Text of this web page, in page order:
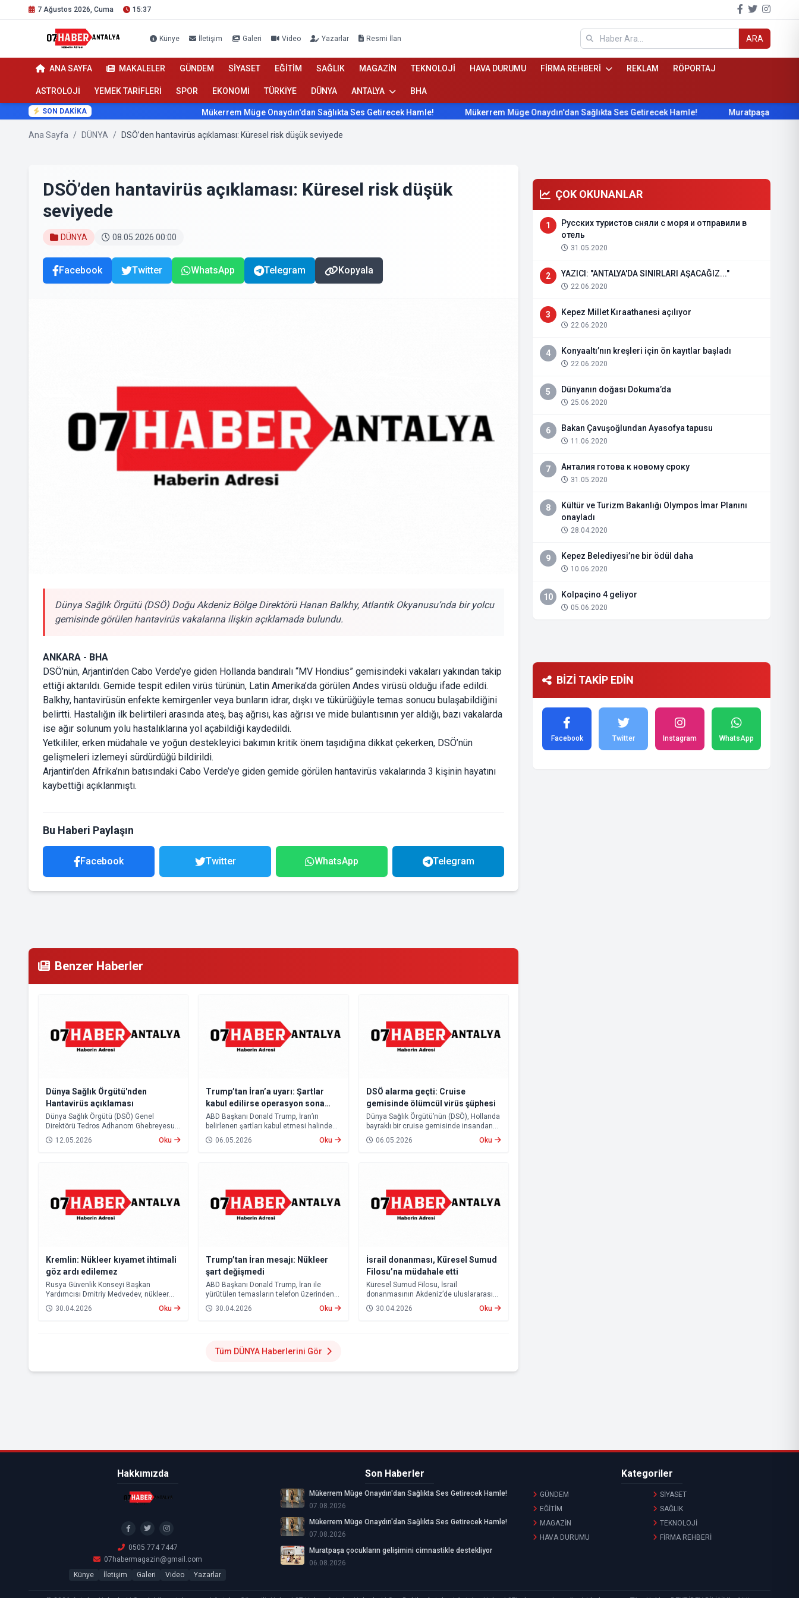
7 Ağustos 2026, Cuma 15:37
Künye İletişim Galeri Video Yazarlar Resmi İlan ARA
ANA SAYFA MAKALELER GÜNDEM SİYASET EĞİTİM SAĞLIK MAGAZİN TEKNOLOJİ HAVA DURUMU FİRMA REHBERİ REKLAM RÖPORTAJ
ASTROLOJİ YEMEK TARİFLERİ SPOR EKONOMİ TÜRKİYE DÜNYA ANTALYA BHA
SON DAKİKA Mükerrem Müge Onaydın'dan Sağlıkta Ses Getirecek Hamle! Mükerrem Müge Onaydın'dan Sağlıkta Ses Getirecek Hamle! Muratpaşa çocukların
Ana Sayfa / DÜNYA / DSÖ’den hantavirüs açıklaması: Küresel risk düşük seviyede
DSÖ’den hantavirüs açıklaması: Küresel risk düşük
seviyede
DÜNYA 08.05.2026 00:00
Facebook Twitter WhatsApp Telegram Kopyala
Dünya Sağlık Örgütü (DSÖ) Doğu Akdeniz Bölge Direktörü Hanan Balkhy, Atlantik Okyanusu’nda bir yolcu
gemisinde görülen hantavirüs vakalarına ilişkin açıklamada bulundu.
ANKARA - BHA
DSÖ’nün, Arjantin’den Cabo Verde’ye giden Hollanda bandıralı “MV Hondius” gemisindeki vakaları yakından takip
ettiği aktarıldı. Gemide tespit edilen virüs türünün, Latin Amerika’da görülen Andes virüsü olduğu ifade edildi.
Balkhy, hantavirüsün enfekte kemirgenler veya bunların idrar, dışkı ve tükürüğüyle temas sonucu bulaşabildiğini
belirtti. Hastalığın ilk belirtileri arasında ateş, baş ağrısı, kas ağrısı ve mide bulantısının yer aldığı, bazı vakalarda
ise ağır solunum yolu hastalıklarına yol açabildiği kaydedildi.
Yetkililer, erken müdahale ve yoğun destekleyici bakımın kritik önem taşıdığına dikkat çekerken, DSÖ’nün
gelişmeleri izlemeyi sürdürdüğü bildirildi.
Arjantin’den Afrika’nın batısındaki Cabo Verde’ye giden gemide görülen hantavirüs vakalarında 3 kişinin hayatını
kaybettiği açıklanmıştı.
Bu Haberi Paylaşın
Facebook Twitter WhatsApp Telegram
Benzer Haberler
Dünya Sağlık Örgütü'nden
Hantavirüs açıklaması
Dünya Sağlık Örgütü (DSÖ) Genel
Direktörü Tedros Adhanom Ghebreyesus,
hantavirüs vakalarına ilişkin yaptığı
açıklamada, mevcut tablonun küresel
yeni vakaların görülebileceği uyarısında
bulundu.
12.05.2026 Oku
Trump’tan İran’a uyarı: Şartlar
kabul edilirse operasyon sona
erecek
ABD Başkanı Donald Trump, İran’ın
belirlenen şartları kabul etmesi halinde
“Destansı Öfke” operasyonunun sona
ereceğini ve Hürmüz Boğazı’nın yeniden
06.05.2026 Oku
DSÖ alarma geçti: Cruise
gemisinde ölümcül virüs şüphesi
Dünya Sağlık Örgütü’nün (DSÖ), Hollanda
bayraklı bir cruise gemisinde insandan
insana hantavirüs bulaşımı yaşandığını
açıklaması uluslararası endişeye yol
06.05.2026 Oku
Kremlin: Nükleer kıyamet ihtimali
göz ardı edilemez
Rusya Güvenlik Konseyi Başkan
Yardımcısı Dmitriy Medvedev, nükleer
kıyamet yaşanma ihtimalinin
bulunduğunu belirterek, “Buna hazırlıklı
30.04.2026 Oku
Trump’tan İran mesajı: Nükleer
şart değişmedi
ABD Başkanı Donald Trump, İran ile
yürütülen temasların telefon üzerinden
sürdürüldüğünü açıkladı.
30.04.2026 Oku
İsrail donanması, Küresel Sumud
Filosu’na müdahale etti
Küresel Sumud Filosu, İsrail
donanmasının Akdeniz’de uluslararası
sularda seyreden yardım teknelerine
müdahale ettiğini açıkladı.
30.04.2026 Oku
Tüm DÜNYA Haberlerini Gör
ÇOK OKUNANLAR
1
Русских туристов сняли с моря и отправили в
отель
31.05.2020
2 YAZICI: "ANTALYA'DA SINIRLARI AŞACAĞIZ..."
22.06.2020
3 Kepez Millet Kıraathanesi açılıyor
22.06.2020
4 Konyaaltı’nın kreşleri için ön kayıtlar başladı
22.06.2020
5 Dünyanın doğası Dokuma’da
25.06.2020
6 Bakan Çavuşoğlundan Ayasofya tapusu
11.06.2020
7 Анталия готова к новому сроку
31.05.2020
8
Kültür ve Turizm Bakanlığı Olympos İmar Planını
onayladı
28.04.2020
9 Kepez Belediyesi’ne bir ödül daha
10.06.2020
10 Kolpaçino 4 geliyor
05.06.2020
BİZİ TAKİP EDİN
Facebook Twitter Instagram WhatsApp
Hakkımızda
0505 774 7447
07habermagazin@gmail.com
Künye
İletişim Galeri Video Yazarlar
Son Haberler
Mükerrem Müge Onaydın'dan Sağlıkta Ses Getirecek Hamle!
07.08.2026
Mükerrem Müge Onaydın'dan Sağlıkta Ses Getirecek Hamle!
07.08.2026
Muratpaşa çocukların gelişimini cimnastikle destekliyor
06.08.2026
Kategoriler
GÜNDEM
SİYASET
EĞİTİM
SAĞLIK
MAGAZİN
TEKNOLOJİ
HAVA DURUMU
FİRMA REHBERİ